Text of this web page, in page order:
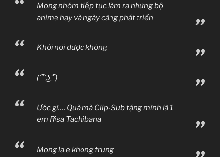
Mong nhóm tiếp tục làm ra những bộ
anime hay và ngày càng phát triển
Khỏi nói được không
( ͡° ͜ʖ ͡°)
Ước gì…. Quà mà Clip-Sub tặng mình là 1
em Risa Tachibana
Mong la e khong trung